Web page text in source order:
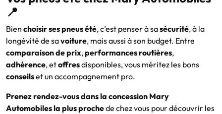
📍
Bien choisir ses pneus été, c’est penser à sasécurité, à la
longévité de savoiture, mais aussi à son budget. Entre
comparaison de prix,performances routières,
adhérence, etoffresdisponibles, vous méritez les bons
conseilset un accompagnement pro.
Prenez rendez-vous dans la concession Mary
Automobiles la plus prochede chez vous pour découvrir les